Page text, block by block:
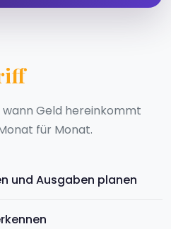
wann Geld hereinkommt
für Monat.
und Ausgaben planen